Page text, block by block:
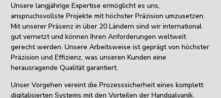
Unsere langjährige Expertise ermöglicht es uns,
anspruchsvollste Projekte mit höchster Präzision umzusetzen.
Mit unserer Präsenz in über 20 Ländern sind wir international
gut vernetzt und können Ihren Anforderungen weltweit
gerecht werden. Unsere Arbeitsweise ist geprägt von höchster
Präzision und Effizienz, was unseren Kunden eine
herausragende Qualität garantiert.
Unser Vorgehen vereint die Prozesssicherheit eines komplett
digitalisierten Systems mit den Vorteilen der Handgalvanik.